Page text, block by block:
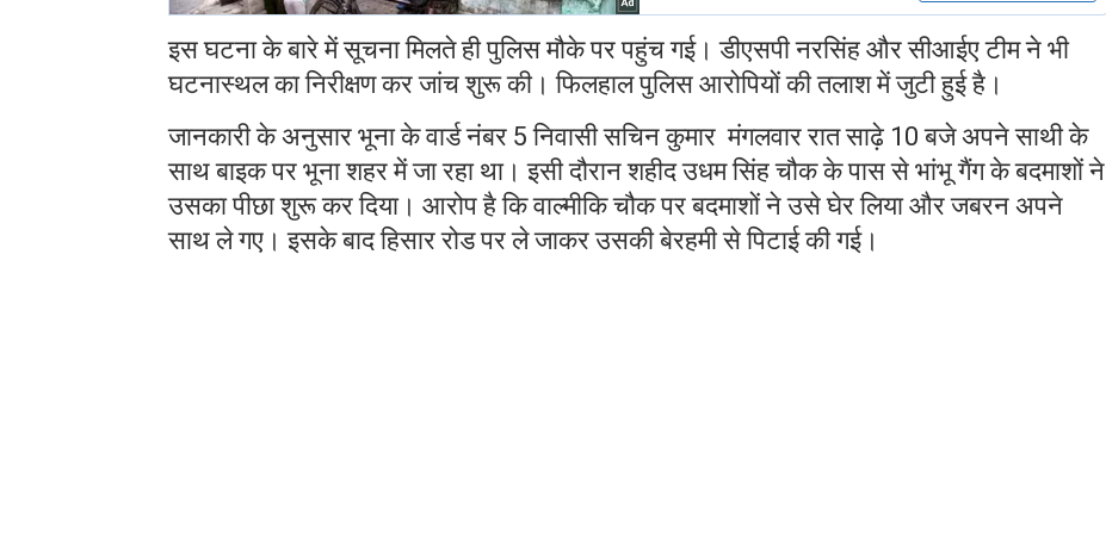
इस घटना के बारे में सूचना मिलते ही पुलिस मौके पर पहुंच गई। डीएसपी नरसिंह और सीआईए टीम ने भी
घटनास्थल का निरीक्षण कर जांच शुरू की। फिलहाल पुलिस आरोपियों की तलाश में जुटी हुई है।
जानकारी के अनुसार भूना के वार्ड नंबर 5 निवासी सचिन कुमार मंगलवार रात साढ़े 10 बजे अपने साथी के
साथ बाइक पर भूना शहर में जा रहा था। इसी दौरान शहीद उधम सिंह चौक के पास से भांभू गैंग के बदमाशों ने
उसका पीछा शुरू कर दिया। आरोप है कि वाल्मीकि चौक पर बदमाशों ने उसे घेर लिया और जबरन अपने
साथ ले गए। इसके बाद हिसार रोड पर ले जाकर उसकी बेरहमी से पिटाई की गई।